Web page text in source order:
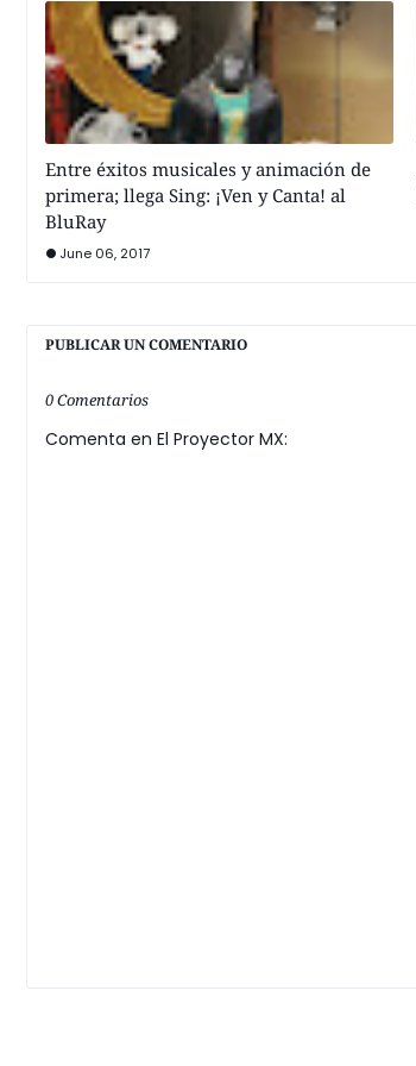
Entre éxitos musicales y animación de
primera; llega Sing: ¡Ven y Canta! al
BluRay
June 06, 2017
PUBLICAR UN COMENTARIO
0 Comentarios
Comenta en El Proyector MX: